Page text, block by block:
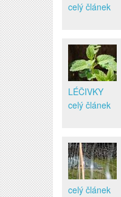
celý článek
LÉČIVKY
celý článek
celý článek